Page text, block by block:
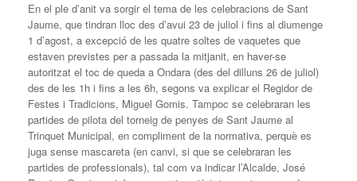
En el ple d’anit va sorgir el tema de les celebracions de Sant
Jaume, que tindran lloc des d’avui 23 de juliol i fins al diumenge
1 d’agost, a excepció de les quatre soltes de vaquetes que
estaven previstes per a passada la mitjanit, en haver-se
autoritzat el toc de queda a Ondara (des del dilluns 26 de juliol)
des de les 1h i fins a les 6h, segons va explicar el Regidor de
Festes i Tradicions, Miguel Gomis. Tampoc se celebraran les
partides de pilota del torneig de penyes de Sant Jaume al
Trinquet Municipal, en compliment de la normativa, perquè es
juga sense mascareta (en canvi, si que se celebraran les
partides de professionals), tal com va indicar l’Alcalde, José